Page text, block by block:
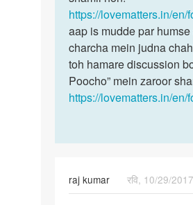
https://lovematters.in/en/
aap is mudde par
charcha mein judna
toh hamare discussion
Poocho” mein zaroor
https://lovematters.in/en/
raj kumar
रवि, 10/29/